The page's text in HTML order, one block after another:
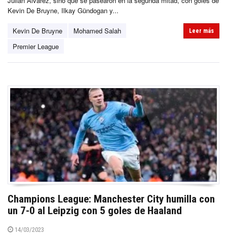
Kevin De Bruyne, Ilkay Gündogan y...
Kevin De Bruyne
Mohamed Salah
Premier League
Leer más
Champions League: Manchester City humilla con
un 7-0 al Leipzig con 5 goles de Haaland
14/03/2023